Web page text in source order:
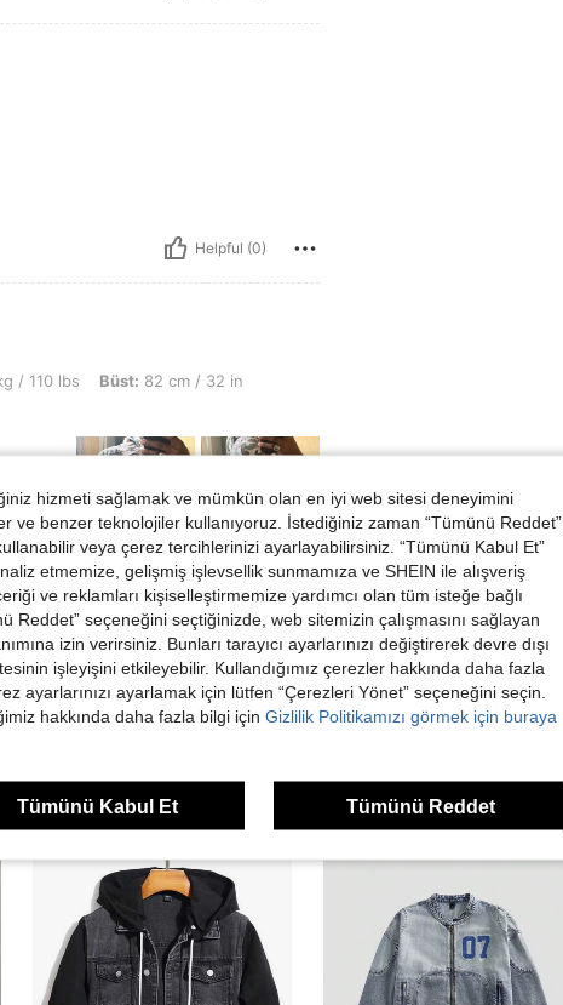
Helpful (0)
82 cm / 32 in, KALÇA: 81 cm / 32 in, Renk: Çok renkli, Boyut: S
/ 110 lbs Büst: 82 cm / 32 in
Helpful (0)
hizmeti sağlamak ve mümkün olan en iyi web sitesi deneyimini
ve benzer teknolojiler kullanıyoruz. İstediğiniz zaman “Tümünü Reddet”,
veya çerez tercihlerinizi ayarlayabilirsiniz. “Tümünü Kabul Et”
etmemize, gelişmiş işlevsellik sunmamıza ve SHEIN ile alışveriş
ve reklamları kişiselleştirmemize yardımcı olan tüm isteğe bağlı
Reddet” seçeneğini seçtiğinizde, web sitemizin çalışmasını sağlayan
izin verirsiniz. Bunları tarayıcı ayarlarınızı değiştirerek devre dışı
işleyişini etkileyebilir. Kullandığımız çerezler hakkında daha fazla
ayarlarınızı ayarlamak için lütfen “Çerezleri Yönet” seçeneğini seçin.
hakkında daha fazla bilgi için Gizlilik Politikamızı görmek için buraya
Tümünü Kabul Et Tümünü Reddet